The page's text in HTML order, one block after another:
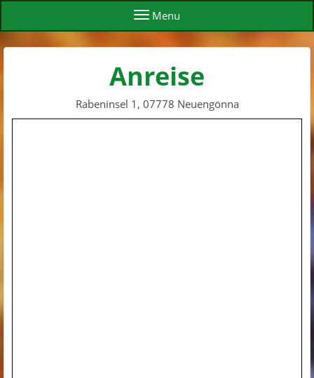
Menu
Anreise
Rabeninsel 1, 07778 Neuengönna